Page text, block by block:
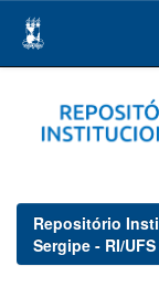
navigation
Repositório
Sergipe - RI/UFS